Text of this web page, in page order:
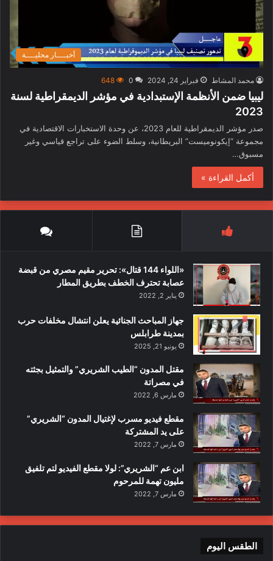
أخبــــار محليــــة
محمد المشاط فبراير 24, 2024 0
648
ليبيا ضمن الأنظمة الإستبدادية في مؤشر الديمقراطية لسنة
2023
صدر مؤشر الديمقراطية للعام 2023، عن وحدة الاستخبارات الاقتصادية في
مجموعة “إيكونوميست” البريطانية، وسلط الضوء على تراجع قياسي وغير
مسبوق…
أكمل القراءة »
«اللواء 144 قتال»: تحرير مقيم مصري من قبضة
عصابة تحترف الخطف بطريق المطار
يناير 2, 2022
جهاز المباحث الجنائية يعلن انتشال مخلفات حرب
بمدينة طرابلس
يونيو 21, 2025
مقتل المدون “الطيب الشريري” والتمثيل بجثته
في مصراتة
مارس 6, 2022
مقطع فيديو مسرب لإغتيال المدون “الشريري”
على يد المشتركة
مارس 7, 2022
ابن عم “الشريري”: لولا مقطع الفيديو لتم تلفيق
مليون تهمة للمرحوم
مارس 7, 2022
الطقس اليوم